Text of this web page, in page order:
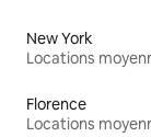
New York
Florence